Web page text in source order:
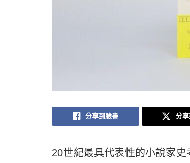
分享到臉書 分
20世紀最具代表性的小說家